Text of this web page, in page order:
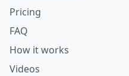
Pricing
FAQ
How it works
Videos